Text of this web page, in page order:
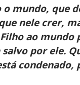
o mundo, que
nele crer,
ao
por ele.